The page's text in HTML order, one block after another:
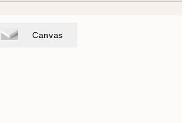
Canvas